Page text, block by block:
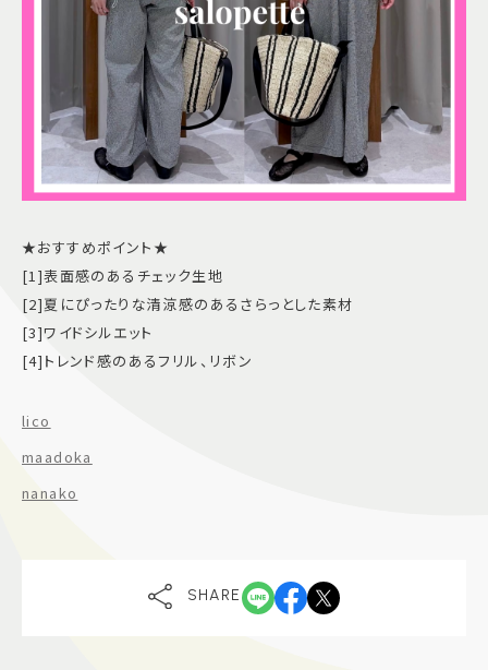
★おすすめポイント★
[1]表面感のあるチェック生地
[2]夏にぴったりな清涼感のあるさらっとした素材
[3]ワイドシルエット
[4]トレンド感のあるフリル、リボン
lico
maadoka
nanako
SHARE